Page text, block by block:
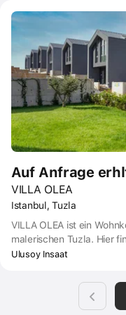
Auf Anfrage
VILLA OLEA
Istanbul, Tuzla
VILLA OLEA ist ein
malerischen Tuzla. Hier
wo Erdbeben keine
der eine abgeschiedene
Ort gibt es einen
und Erholungsgebiete.
Ulusoy Insaat